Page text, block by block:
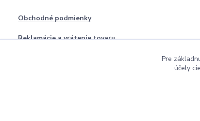
Obchodné podmienky
Reklamácie a vrátenie tovaru
Pre
účely